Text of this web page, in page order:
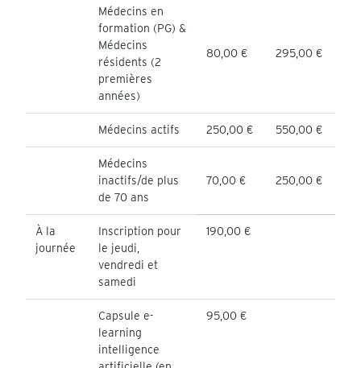
Médecins en
formation (PG) &
Médecins
résidents (2
premières
années)
80,00 € 295,00 €
Médecins actifs 250,00 € 550,00 €
Médecins
inactifs/de plus
de 70 ans
70,00 € 250,00 €
À la
journée
Inscription pour
le jeudi,
vendredi et
samedi
190,00 €
Capsule e-
learning
intelligence
95,00 €